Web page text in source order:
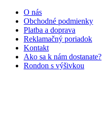
O nás
Obchodné podmienky
Platba a doprava
Reklamačný poriadok
Kontakt
Ako sa k nám dostanate?
Rondon s výšivkou